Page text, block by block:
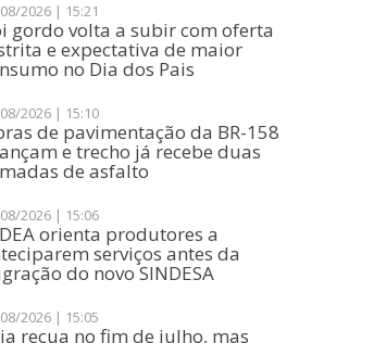
2026 | 15:21
gordo volta a subir com oferta
e expectativa de maior
no Dia dos Pais
2026 | 15:10
de pavimentação da BR-158
e trecho já recebe duas
de asfalto
2026 | 15:06
orienta produtores a
serviços antes da
do novo SINDESA
2026 | 15:05
recua no fim de julho, mas